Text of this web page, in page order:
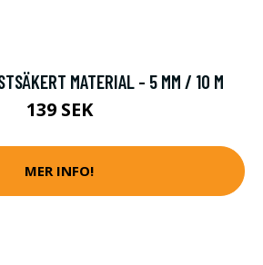
MATERIAL - 5 MM / 10 M
139 SEK
MER INFO!